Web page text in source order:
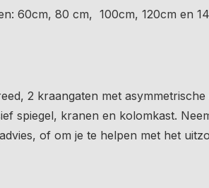
60cm, 80 cm, 100cm, 120cm en
2 kraangaten met
spiegel, kranen en kolomkast.
of om je te helpen met het